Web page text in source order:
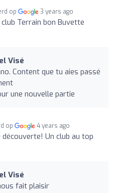
op 3 years ago
Terrain bon Buvette
Visé
Content que tu aies passé
une nouvelle partie
op 4 years ago
découverte! Un club au top
Visé
fait plaisir